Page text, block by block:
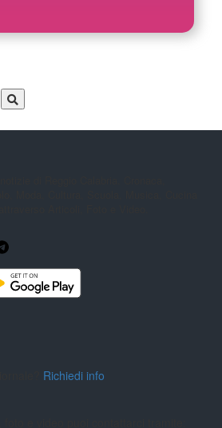
Richiedi info